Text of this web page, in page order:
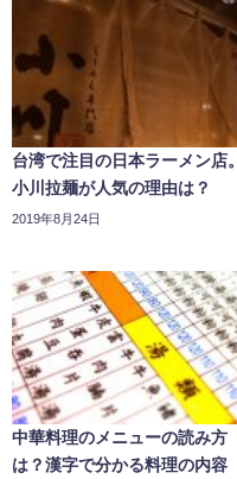
台湾で注目の日本ラーメン店。
小川拉麺が人気の理由は？
2019年8月24日
中華料理のメニューの読み方
は？漢字で分かる料理の内容